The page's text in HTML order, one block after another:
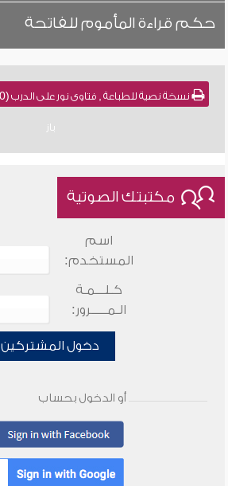
حكم قراءة المأموم للفاتحة
باز
مكتبتك الصوتية
اسم
المستخدم:
كـلـــمـة
الـمـــــرور:
دخول المشتركين
أو الدخول بحساب